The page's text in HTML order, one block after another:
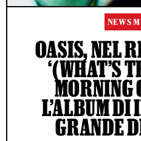
NEWS
OASIS, NEL
‘(WHAT’S
MORNING
L’ALBUM
GRANDE